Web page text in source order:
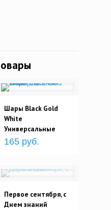
Шары Black Gold
White
Универсальные
165 руб.
Первое сентября, с
Днем знаний